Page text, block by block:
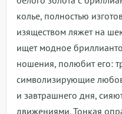
колье, полностью
изяществом ляжет на
ищет модное
ношения, полюбит его:
символизирующие
и завтрашнего дня,
движениями. Тонкая